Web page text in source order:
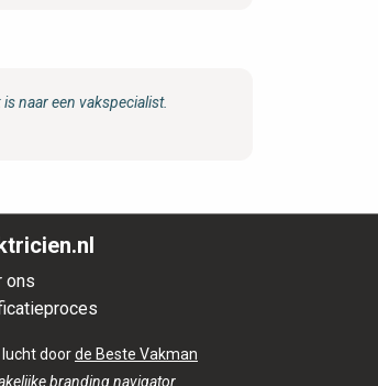
naar een vakspecialist.
ons
lucht doorde Beste Vakman
branding navigator